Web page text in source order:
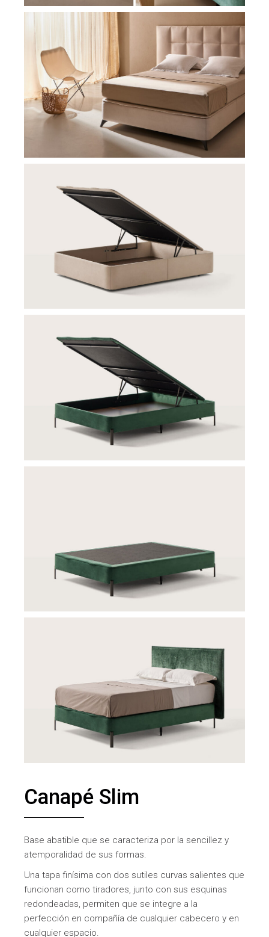
Canapé Slim
Base abatible que se caracteriza por la sencillez y
atemporalidad de sus formas.
Una tapa finísima con dos sutiles curvas salientes que
funcionan como tiradores, junto con sus esquinas
redondeadas, permiten que se integre a la
perfección en compañía de cualquier cabecero y en
cualquier espacio.